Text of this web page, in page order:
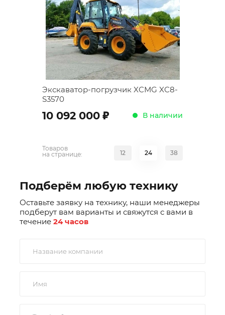
Экскаватор-погрузчик XCMG XC8-
S3570
10 092 000 ; В наличии
Товаров
на странице:
12 24 38
Подберём любую технику
Оставьте заявку на технику, наши менеджеры
подберут вам варианты и свяжутся с вами в
течение 24 часов